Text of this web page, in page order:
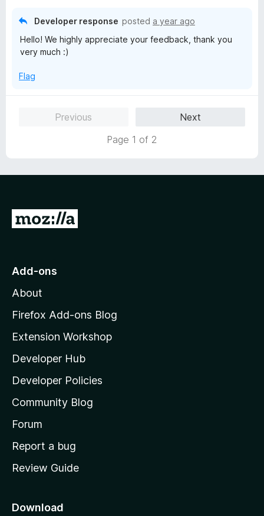
Developer response posted a year ago
Hello! We highly appreciate your feedback, thank you
very much :)
Flag
Previous
Next
Page 1 of 2
G
o
o
z
l
l
a
s
h
o
e
a
Add-ons
About
Firefox Add-ons Blog
Extension Workshop
Developer Hub
Developer Policies
Community Blog
Forum
Report a bug
Review Guide
Download